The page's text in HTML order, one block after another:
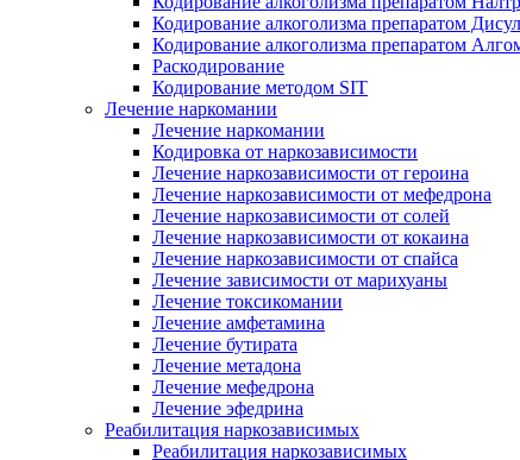
Кодирование алкоголизма препаратом
Кодирование алкоголизма препаратом
Раскодирование
Кодирование методом SIT
Лечение наркомании
Лечение наркомании
Кодировка от наркозависимости
Лечение наркозависимости от героина
Лечение наркозависимости от мефедрона
Лечение наркозависимости от солей
Лечение наркозависимости от кокаина
Лечение наркозависимости от спайса
Лечение зависимости от марихуаны
Лечение токсикомании
Лечение амфетамина
Лечение бутирата
Лечение метадона
Лечение мефедрона
Лечение эфедрина
Реабилитация наркозависимых
Реабилитация наркозависимых